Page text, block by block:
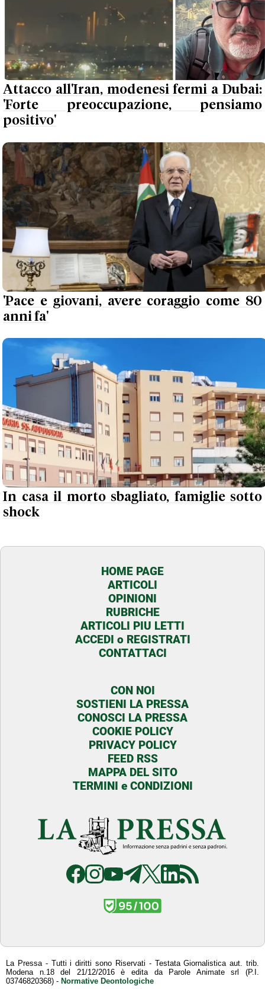
Attacco all'Iran, modenesi fermi a Dubai:
'Forte preoccupazione, pensiamo
positivo'
'Pace e giovani, avere coraggio come 80
anni fa'
In casa il morto sbagliato, famiglie sotto
shock
HOME PAGE
ARTICOLI
OPINIONI
RUBRICHE
ARTICOLI PIU LETTI
ACCEDI o REGISTRATI
CONTATTACI
CON NOI
SOSTIENI LA PRESSA
CONOSCI LA PRESSA
COOKIE POLICY
PRIVACY POLICY
FEED RSS
MAPPA DEL SITO
TERMINI e CONDIZIONI
La Pressa - Tutti i diritti sono Riservati - Testata Giornalistica aut. trib.
Modena n.18 del 21/12/2016 è edita da Parole Animate srl (P.I.
03746820368) - Normative Deontologiche